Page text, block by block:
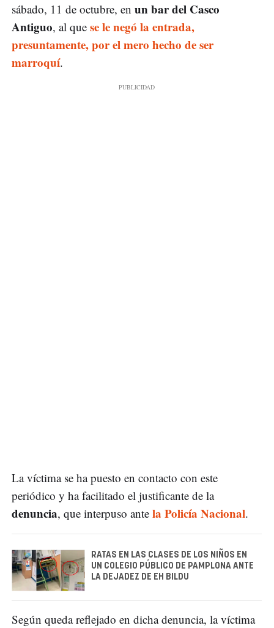
sábado, 11 de octubre, en un bar del Casco
Antiguo, al que se le negó la entrada,
presuntamente, por el mero hecho de ser
marroquí.
La víctima se ha puesto en contacto con este
periódico y ha facilitado el justificante de la
denuncia, que interpuso ante la Policía Nacional.
RATAS EN LAS CLASES DE LOS NIÑOS EN
UN COLEGIO PÚBLICO DE PAMPLONA ANTE
LA DEJADEZ DE EH BILDU
Según queda reflejado en dicha denuncia, la víctima